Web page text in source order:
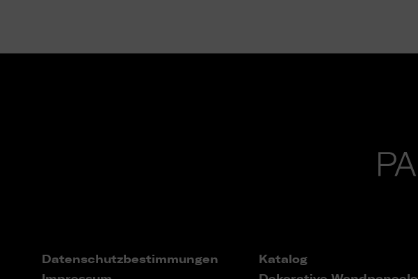
Datenschutzbestimmungen
Katalog